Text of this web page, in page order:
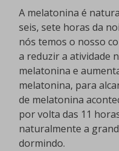
A melatonina é
seis, sete horas da
nós temos o nosso
a reduzir a atividade
melatonina e
melatonina, para
de melatonina
por volta das 11
naturalmente a
dormindo.